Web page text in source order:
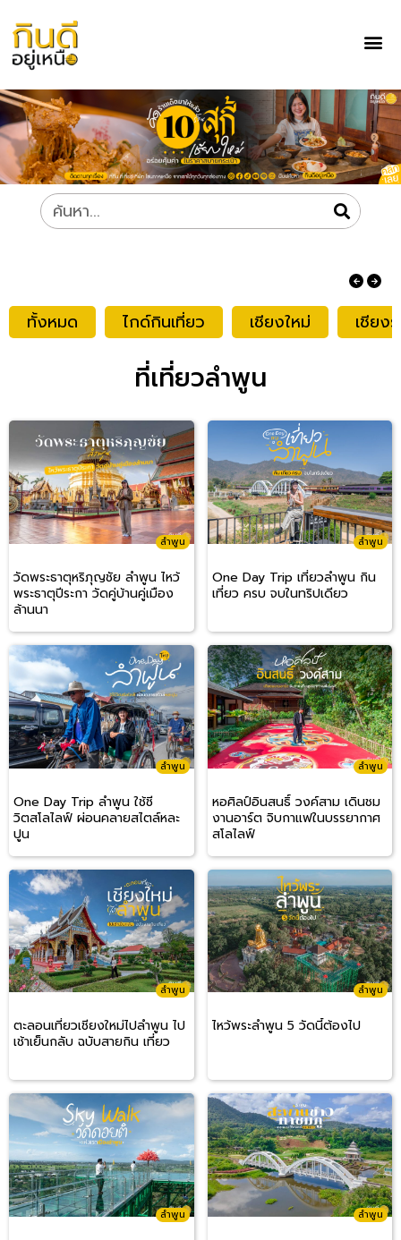
ทั้งหมด ไกด์กินเที่ยว เชียงใหม่ เชียง
ที่เที่ยวลำพูน
ลำพูน
วัดพระธาตุหริภุญชัย ลำพูน ไหว้
พระธาตุปีระกา วัดคู่บ้านคู่เมือง
ล้านนา
ลำพูน
One Day Trip เที่ยวลำพูน กิน
เที่ยว ครบ จบในทริปเดียว
ลำพูน
One Day Trip ลำพูน ใช้ชี
วิตสโลไลฟ์ ผ่อนคลายสไตล์หละ
ปูน
ลำพูน
หอศิลป์อินสนธิ์ วงค์สาม เดินชม
งานอาร์ต จิบกาแฟในบรรยากาศ
สโลไลฟ์
ลำพูน
ตะลอนเที่ยวเชียงใหม่ไปลำพูน ไป
เช้าเย็นกลับ ฉบับสายกิน เที่ยว
ลำพูน
ไหว้พระลำพูน 5 วัดนี้ต้องไป
ลำพูน ลำพูน